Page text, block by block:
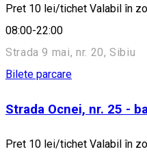
Pret 10 lei/tichet Valabil în
08:00-22:00
Strada 9 mai, nr. 20, Sibiu
Bilete parcare
Strada Ocnei, nr. 25 -
Pret 10 lei/tichet Valabil în